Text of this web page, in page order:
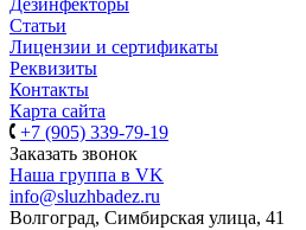
Дезинфекторы
Статьи
Лицензии и сертификаты
Реквизиты
Контакты
Карта сайта
+7 (905) 339-79-19
Заказать звонок
Наша группа в VK
info@sluzhbadez.ru
Волгоград, Симбирская улица, 41